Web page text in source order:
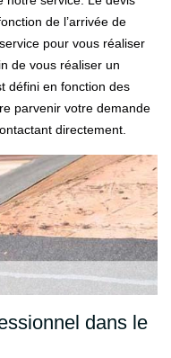
de l’arrivée de
pour vous réaliser
de vous réaliser un
défini en fonction des
parvenir votre demande
directement.
dans le